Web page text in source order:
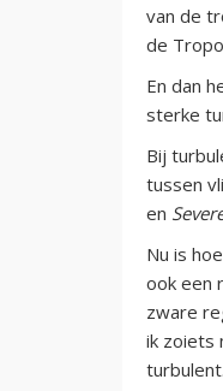
van de
de
En dan
sterke
Bij
tussen
en
Nu is
ook een
zware
ik zoiets